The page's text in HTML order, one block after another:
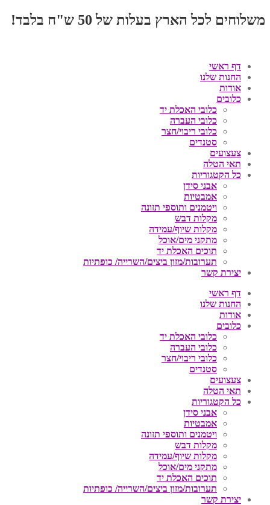
משלוחים לכל הארץ בעלות של 50 ש"ח בלבד!
דף ראשי
החנות שלנו
אודות
כלובים
כלובי האכלת יד
כלובי העברה
כלובי ריבוי/חצר
סטנדים
צעצועים
תאי הטלה
כל הקטגוריות
אבני סידן
אמבטיות
ויטמנים ותוספי תזונה
מקלות דבש
מקלות שיוף/עמידה
מתקני מים/אוכל
תוכים האכלת יד
תערובות/מזון ביצים/השרייה/ כופתיות
יצירת קשר
דף ראשי
החנות שלנו
אודות
כלובים
כלובי האכלת יד
כלובי העברה
כלובי ריבוי/חצר
סטנדים
צעצועים
תאי הטלה
כל הקטגוריות
אבני סידן
אמבטיות
ויטמנים ותוספי תזונה
מקלות דבש
מקלות שיוף/עמידה
מתקני מים/אוכל
תוכים האכלת יד
תערובות/מזון ביצים/השרייה/ כופתיות
יצירת קשר